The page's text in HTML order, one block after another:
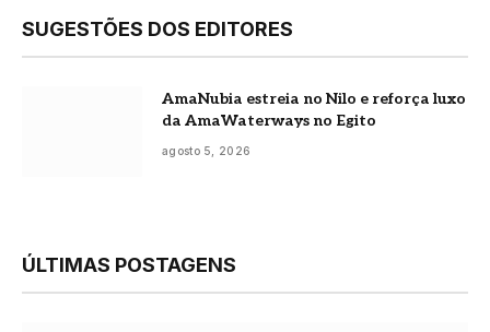
SUGESTÕES DOS EDITORES
AmaNubia estreia no Nilo e reforça luxo
da AmaWaterways no Egito
agosto 5, 2026
ÚLTIMAS POSTAGENS